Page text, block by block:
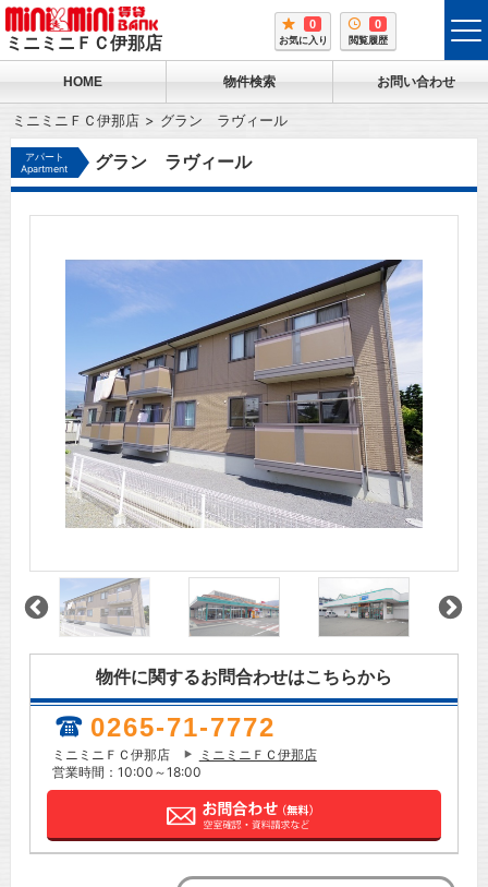
ミニミニＦＣ伊那店
0
お気に入り
0
閲覧履歴
HOME 物件検索 お問い合わせ
ミニミニＦＣ伊那店 グラン ラヴィール
アパート
Apartment
グラン ラヴィール
物件に関するお問合わせはこちらから
0265-71-7772
ミニミニＦＣ伊那店
ミニミニＦＣ伊那店
営業時間：10:00～18:00